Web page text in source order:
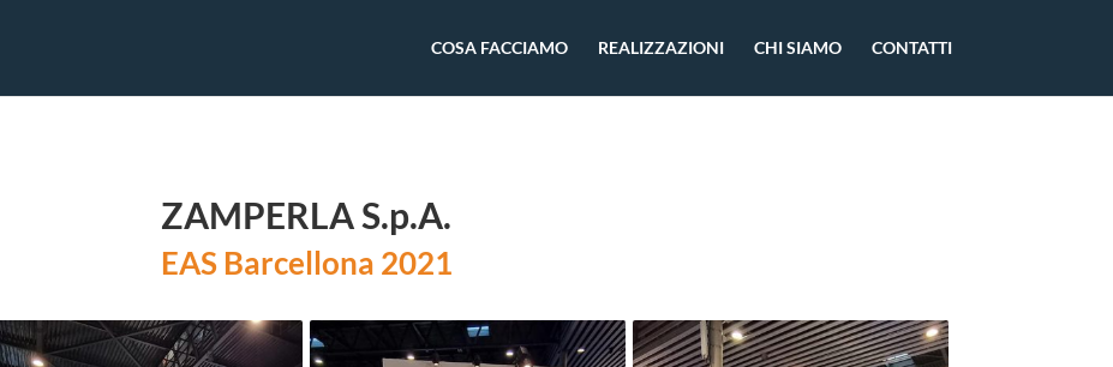
COSA FACCIAMO REALIZZAZIONI CHI SIAMO CONTATTI
ZAMPERLA S.p.A.
EAS Barcellona 2021